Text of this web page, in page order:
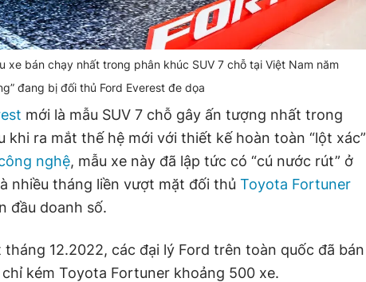
xe bán chạy nhất trong phân khúc SUV 7 chỗ tại Việt Nam năm
đang bị đối thủ Ford Everest đe dọa
mới là mẫu SUV 7 chỗ gây ấn tượng nhất trong
khi ra mắt thế hệ mới với thiết kế hoàn toàn “lột xác”
nghệ, mẫu xe này đã lập tức có “cú nước rút” ở
nhiều tháng liền vượt mặt đối thủ Toyota Fortuner
đầu doanh số.
12.2022, các đại lý Ford trên toàn quốc đã bán
kém Toyota Fortuner khoảng 500 xe.